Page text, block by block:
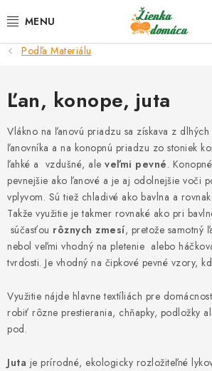
na
KLBKÁ
GALANTÉRIA
ČASOPISY, NÁVODY
DARČEKOVÉ POUKÁŽKY
VÝPREDAJ!
VIDEO návody k ovládaniu e-shopu
Podľa Materiálu
Ľan, konope, juta
Vlákno na ľanovú priadzu sa získava z dlhých
ľanovníka a na konopnú priadzu zo stoniek
ľahké a vzdušné, ale veľmi pevné.
pevnejšie ako ľanové a je aj odolnejšie voči
vplyvom. Sú tiež chladivé ako bavlna a
Takže využitie je takmer rovnaké ako pri
súčasťou rôznych zmesí, pretože samotný
nebol veľmi vhodný na pletenie alebo
tvrdosti. Je vhodný na čipkové pevné vzory,
Využitie nájde hlavne textíliách pre
robiť rôzne prestierania, chňapky, podložky
pod.
Juta je prírodné, ekologicky rozložiteľné